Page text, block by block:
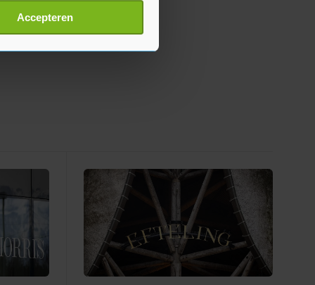
detailgedeelte
Accepteren